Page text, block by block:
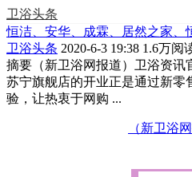
卫浴头条
恒洁、安华、成霖、居然之家、
卫浴头条 2020-6-3 19:38 1.6万阅
摘要 （新卫浴网报道）卫浴资
苏宁旗舰店的开业正是通过新零
验，让热衷于网购 ...
（新卫浴